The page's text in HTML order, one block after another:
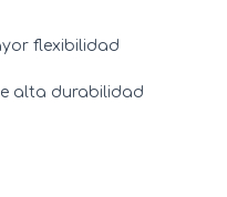
flexibilidad
alta durabilidad